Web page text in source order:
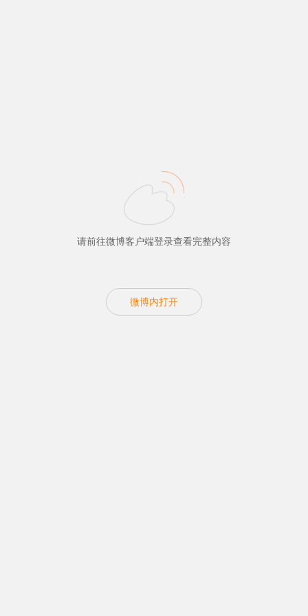
请前往微博客户端登录查看完整内容
微博内打开